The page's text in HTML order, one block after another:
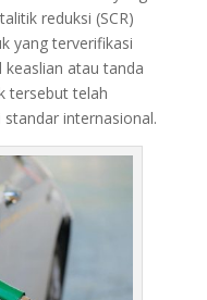
reduksi (SCR)
yang terverifikasi
keaslian atau tanda
tersebut telah
internasional.